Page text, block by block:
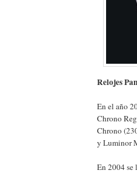
Relojes
En el año
Chrono
Chrono
y Luminor
En 2004